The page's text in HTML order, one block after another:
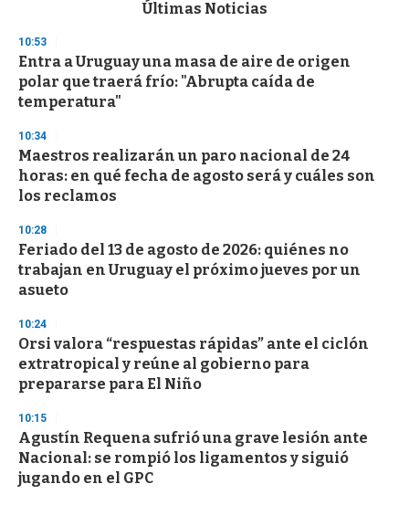
d
s
o
f
3
s
e
c
o
n
Últimas Noticias
10:53
Entra a Uruguay una masa de aire de origen
polar que traerá frío: "Abrupta caída de
temperatura"
10:34
Maestros realizarán un paro nacional de 24
horas: en qué fecha de agosto será y cuáles son
los reclamos
10:28
Feriado del 13 de agosto de 2026: quiénes no
trabajan en Uruguay el próximo jueves por un
asueto
10:24
Orsi valora “respuestas rápidas” ante el ciclón
extratropical y reúne al gobierno para
prepararse para El Niño
10:15
Agustín Requena sufrió una grave lesión ante
Nacional: se rompió los ligamentos y siguió
jugando en el GPC